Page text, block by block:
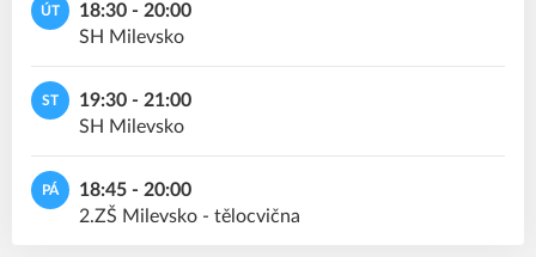
ÚT
18:30 - 20:00
SH Milevsko
ST
19:30 - 21:00
SH Milevsko
PÁ
18:45 - 20:00
2.ZŠ Milevsko - tělocvična